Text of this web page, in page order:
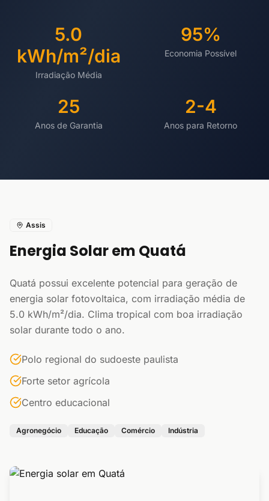
5.0
kWh/m²/dia
Irradiação Média
95%
Economia Possível
25
Anos de Garantia
2-4
Anos para Retorno
Assis
Energia Solar em Quatá
Quatá possui excelente potencial para geração de
energia solar fotovoltaica, com irradiação média de
5.0 kWh/m²/dia. Clima tropical com boa irradiação
solar durante todo o ano.
Polo regional do sudoeste paulista
Forte setor agrícola
Centro educacional
Agronegócio Educação Comércio Indústria